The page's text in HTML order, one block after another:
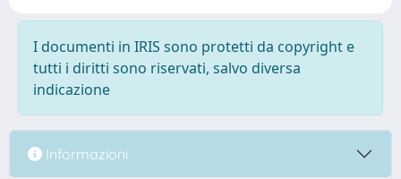
I documenti in IRIS sono protetti da copyright e
tutti i diritti sono riservati, salvo diversa
indicazione
Informazioni